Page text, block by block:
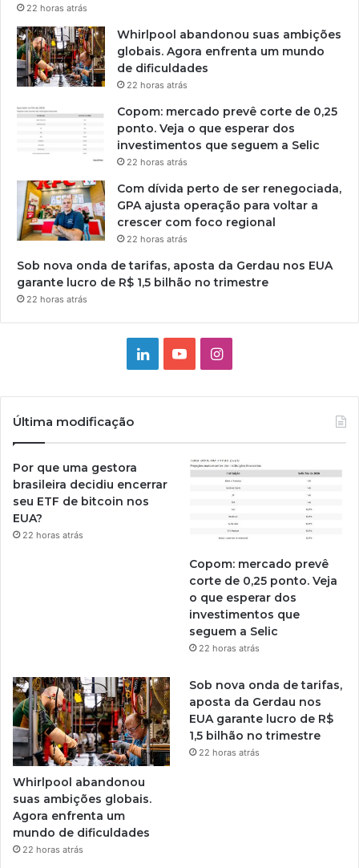
22 horas atrás
Whirlpool abandonou suas ambições
globais. Agora enfrenta um mundo
de dificuldades
22 horas atrás
Copom: mercado prevê corte de 0,25
ponto. Veja o que esperar dos
investimentos que seguem a Selic
22 horas atrás
Com dívida perto de ser renegociada,
GPA ajusta operação para voltar a
crescer com foco regional
22 horas atrás
Sob nova onda de tarifas, aposta da Gerdau nos EUA
garante lucro de R$ 1,5 bilhão no trimestre
22 horas atrás
LinkedinYouTubeInstagram
Última modificação
Por que uma gestora
brasileira decidiu encerrar
seu ETF de bitcoin nos
EUA?
22 horas atrás
Copom: mercado prevê
corte de 0,25 ponto. Veja
o que esperar dos
investimentos que
seguem a Selic
22 horas atrás
Whirlpool abandonou
suas ambições globais.
Agora enfrenta um
mundo de dificuldades
22 horas atrás
Sob nova onda de tarifas,
aposta da Gerdau nos
EUA garante lucro de R$
1,5 bilhão no trimestre
22 horas atrás